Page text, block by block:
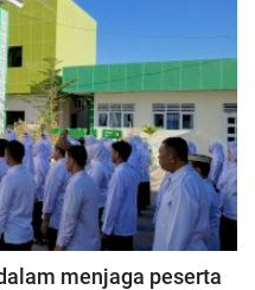
menjaga peserta